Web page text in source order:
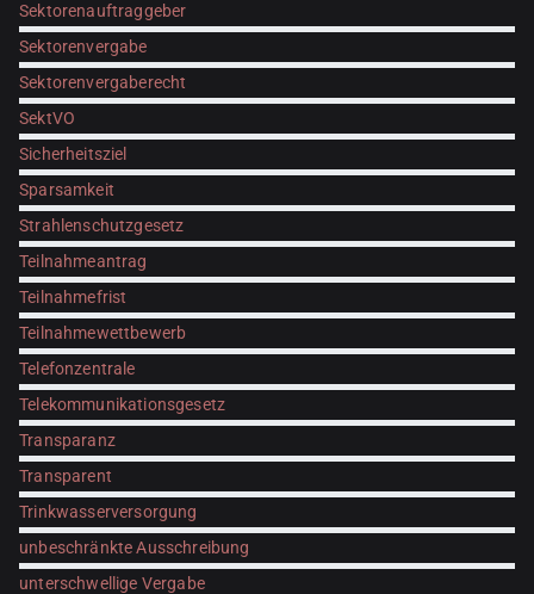
Sektorenauftraggeber
Sektorenvergabe
Sektorenvergaberecht
SektVO
Sicherheitsziel
Sparsamkeit
Strahlenschutzgesetz
Teilnahmeantrag
Teilnahmefrist
Teilnahmewettbewerb
Telefonzentrale
Telekommunikationsgesetz
Transparanz
Transparent
Trinkwasserversorgung
unbeschränkte Ausschreibung
unterschwellige Vergabe